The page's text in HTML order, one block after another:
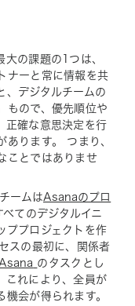
大の課題の1つは、
ナーと常に情報を共
、デジタルチームの
もので、優先順位や
正確な意思決定を行
あります。 つまり、
ことではありませ
ームはAsanaのプロ
てのデジタルイニ
ププロジェクトを作
スの最初に、関係者
Asana のタスクとし
これにより、全員が
機会が得られます。